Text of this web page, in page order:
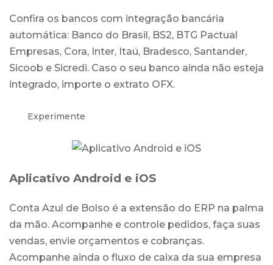
Confira os bancos com integração bancária
automática: Banco do Brasil, BS2, BTG Pactual
Empresas, Cora, Inter, Itaú, Bradesco, Santander,
Sicoob e Sicredi. Caso o seu banco ainda não esteja
integrado, importe o extrato OFX.
Experimente
Aplicativo Android e iOS
Conta Azul de Bolso é a extensão do ERP na palma
da mão. Acompanhe e controle pedidos, faça suas
vendas, envie orçamentos e cobranças.
Acompanhe ainda o fluxo de caixa da sua empresa